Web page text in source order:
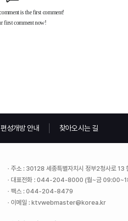
편성개방 안내 찾아오시는 길
주소 : 30128 세종특별자치시 정부2청사로 13
대표전화 : 044-204-8000 (월~금
팩스 : 044-204-8479
이메일 : ktvwebmaster@korea.kr